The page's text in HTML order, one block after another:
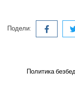
Подели:
Политика